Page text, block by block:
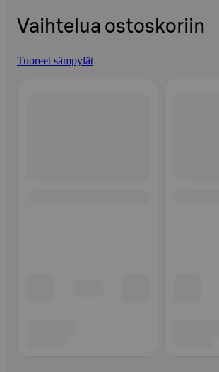
Vaihtelua ostoskoriin
Tuoreet sämpylät